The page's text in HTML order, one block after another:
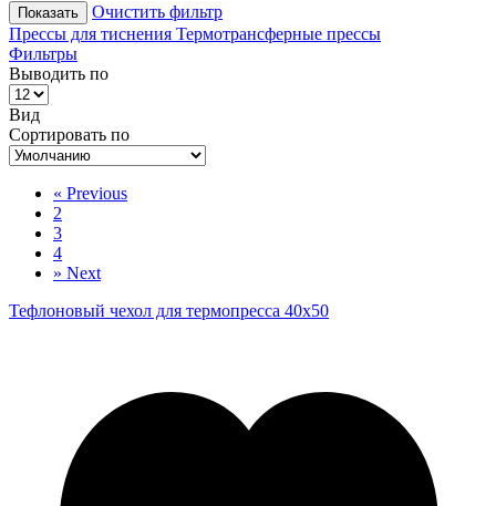
Показать
Очистить фильтр
Прессы для тиснения Термотрансферные прессы
Фильтры
Выводить по
Вид
Сортировать по
« Previous
2
3
4
» Next
Тефлоновый чехол для термопресса 40х50